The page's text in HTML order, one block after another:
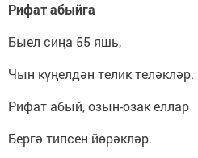
Рифат абыйга
Быел сиңа 55 яшь,
Чын күңелдән телик теләкләр.
Рифат абый, озын-озак еллар
Бергә типсен йөрәкләр.